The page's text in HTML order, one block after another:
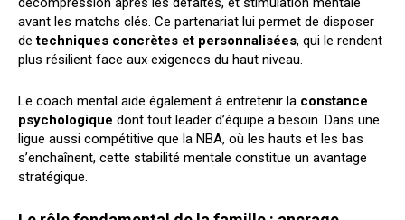
avant les matchs clés. Ce partenariat lui permet de disposer
detechniques concrètes et personnalisées, qui le rendent
plus résilient face aux exigences du haut niveau.
Le coach mental aide également à entretenir la constance
psychologique dont tout leader d’équipe a besoin. Dans une
ligue aussi compétitive que la NBA, où les hauts et les bas
s’enchaînent, cette stabilité mentale constitue un avantage
stratégique.